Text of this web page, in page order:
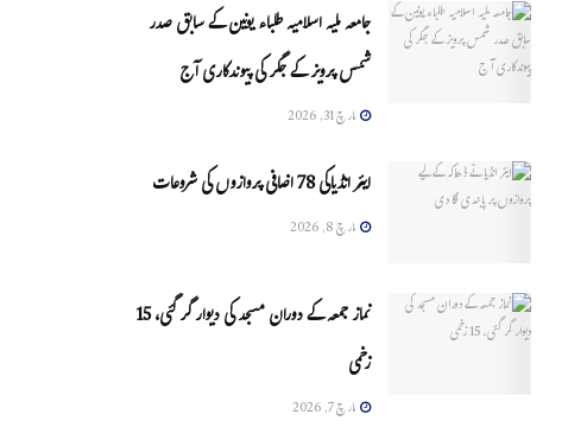
جامعہ ملیہ اسلامیہ طلباء یونین کے سابق صدر
شمس پرویز کے جگر کی پیوندکاری آج
مارچ 31, 2026
ایئر انڈیاکی 78 اضافی پروازوں کی شروعات
مارچ 8, 2026
نماز جمعہ کے دوران مسجد کی دیوار گر گئی، 15
زخمی
مارچ 7, 2026